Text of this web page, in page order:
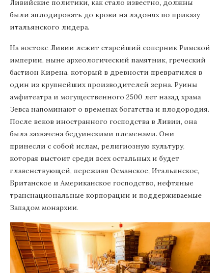
Ливийские политики, как стало известно, должны
были аплодировать до крови на ладонях по приказу
итальянского лидера.
На востоке Ливии лежит старейший соперник Римской
империи, ныне археологический памятник, греческий
бастион Кирена, который в древности превратился в
один из крупнейших производителей зерна. Руины
амфитеатра и могущественного 2500 лет назад храма
Зевса напоминают о временах богатства и плодородия.
После веков иностранного господства в Ливии, она
была захвачена бедуинскими племенами. Они
принесли с собой ислам, религиозную культуру,
которая выстоит среди всех остальных и будет
главенствующей, переживя Османское, Итальянское,
Британское и Американское господство, нефтяные
транснациональные корпорации и поддерживаемые
Западом монархии.